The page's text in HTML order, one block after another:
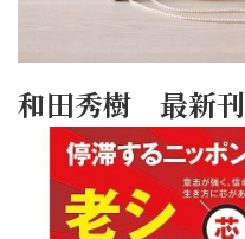
和田秀樹 最新刊